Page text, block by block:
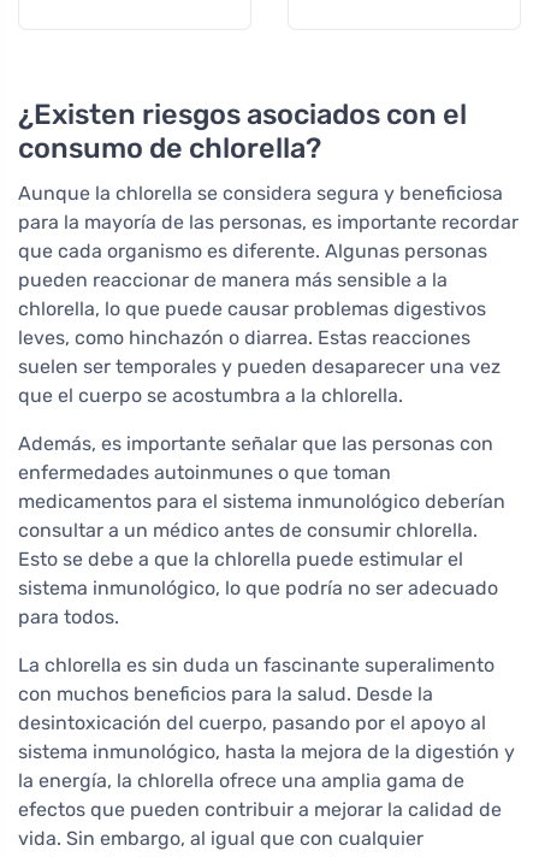
¿Existen riesgos asociados con el
consumo de chlorella?
Aunque la chlorella se considera segura y beneficiosa
para la mayoría de las personas, es importante recordar
que cada organismo es diferente. Algunas personas
pueden reaccionar de manera más sensible a la
chlorella, lo que puede causar problemas digestivos
leves, como hinchazón o diarrea. Estas reacciones
suelen ser temporales y pueden desaparecer una vez
que el cuerpo se acostumbra a la chlorella.
Además, es importante señalar que las personas con
enfermedades autoinmunes o que toman
medicamentos para el sistema inmunológico deberían
consultar a un médico antes de consumir chlorella.
Esto se debe a que la chlorella puede estimular el
sistema inmunológico, lo que podría no ser adecuado
para todos.
La chlorella es sin duda un fascinante superalimento
con muchos beneficios para la salud. Desde la
desintoxicación del cuerpo, pasando por el apoyo al
sistema inmunológico, hasta la mejora de la digestión y
la energía, la chlorella ofrece una amplia gama de
efectos que pueden contribuir a mejorar la calidad de
vida. Sin embargo, al igual que con cualquier